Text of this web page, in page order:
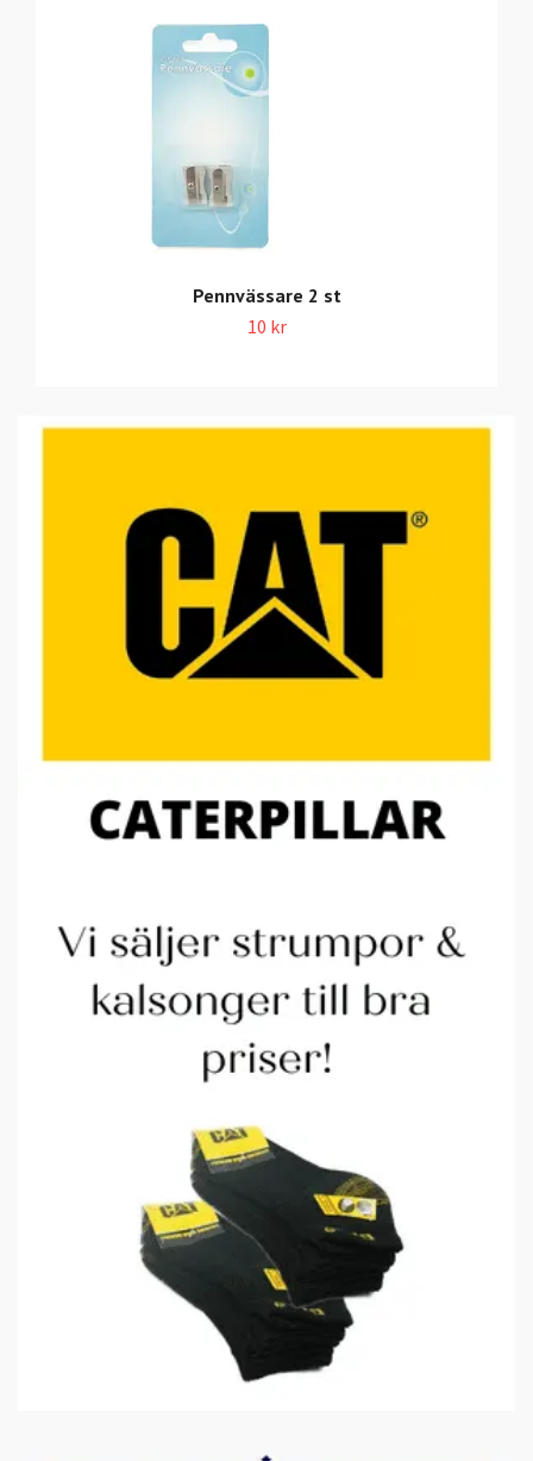
Pennvässare 2 st
10 kr